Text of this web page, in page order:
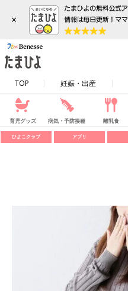
×
TOP 妊娠・出産
育児グッズ 病気・予防接種 離乳食
ひよこクラブ アプリ